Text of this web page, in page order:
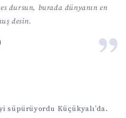
dursun, burada dünyanın en
desin.
süpürüyordu Küçükyalı’da.